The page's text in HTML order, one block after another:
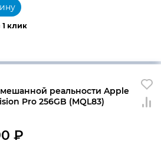
1 клик
реальности Apple
Pro 256GB (MQL83)
₽